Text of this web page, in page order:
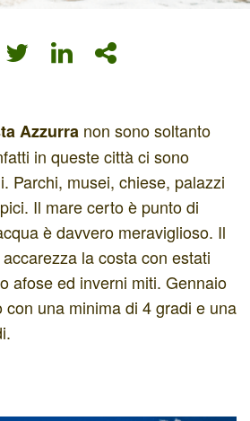
Azzurra non sono soltanto
in queste città ci sono
Parchi, musei, chiese, palazzi
Il mare certo è punto di
è davvero meraviglioso. Il
la costa con estati
afose ed inverni miti. Gennaio
una minima di 4 gradi e una